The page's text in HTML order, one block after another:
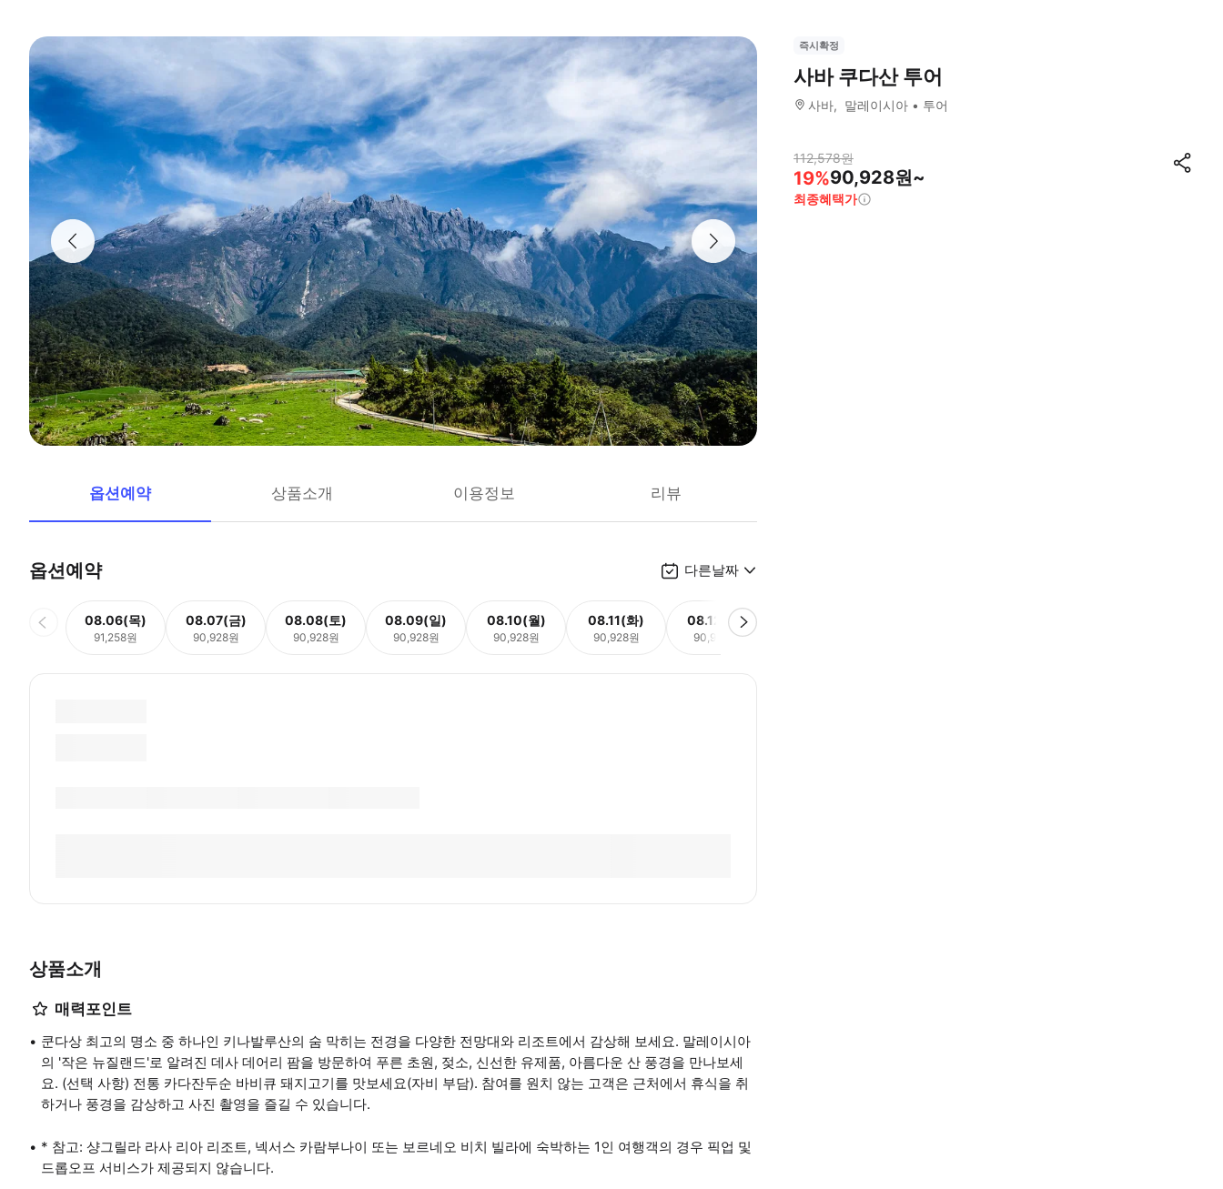
옵션예약 상품소개 이용정보 리뷰
옵션예약 다른날짜
08.06(목)
91,258원
08.07(금)
90,928원
08.08(토)
90,928원
08.09(일)
90,928원
08.10(월)
90,928원
08.11(화)
90,928원
08.12(수)
90,928원
상품소개
매력포인트
쿤다상 최고의 명소 중 하나인 키나발루산의 숨 막히는 전경을 다양한 전망대와 리조트에서 감상해 보세요. 말레이시아
의 '작은 뉴질랜드'로 알려진 데사 데어리 팜을 방문하여 푸른 초원, 젖소, 신선한 유제품, 아름다운 산 풍경을 만나보세
요. (선택 사항) 전통 카다잔두순 바비큐 돼지고기를 맛보세요(자비 부담). 참여를 원치 않는 고객은 근처에서 휴식을 취
하거나 풍경을 감상하고 사진 촬영을 즐길 수 있습니다.
* 참고: 샹그릴라 라사 리아 리조트, 넥서스 카람부나이 또는 보르네오 비치 빌라에 숙박하는 1인 여행객의 경우 픽업 및
드롭오프 서비스가 제공되지 않습니다.
즉시확정
사바 쿠다산 투어
사바 말레이시아 투어
112,578원
19%90,928원~
최종혜택가